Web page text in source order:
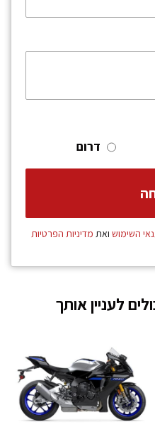
דרום
השימוש ואת מדיניות הפרטיות
לעניין אותך